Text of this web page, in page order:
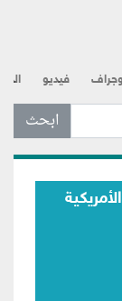
فيديو
رئيس